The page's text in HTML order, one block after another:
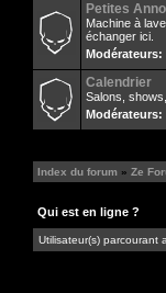
Petites
Machine à
échanger ici.
Modérateurs:
Calendrier
Salons,
Modérateurs:
Index du forum » Ze
Qui est en ligne ?
Utilisateur(s) parcourant